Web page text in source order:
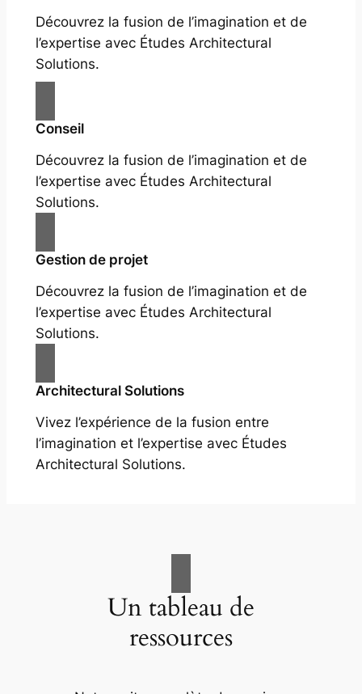
Découvrez la fusion de l’imagination et de
l’expertise avec Études Architectural
Solutions.
Conseil
Découvrez la fusion de l’imagination et de
l’expertise avec Études Architectural
Solutions.
Gestion de projet
Découvrez la fusion de l’imagination et de
l’expertise avec Études Architectural
Solutions.
Architectural Solutions
Vivez l’expérience de la fusion entre
l’imagination et l’expertise avec Études
Architectural Solutions.
Un tableau de
ressources